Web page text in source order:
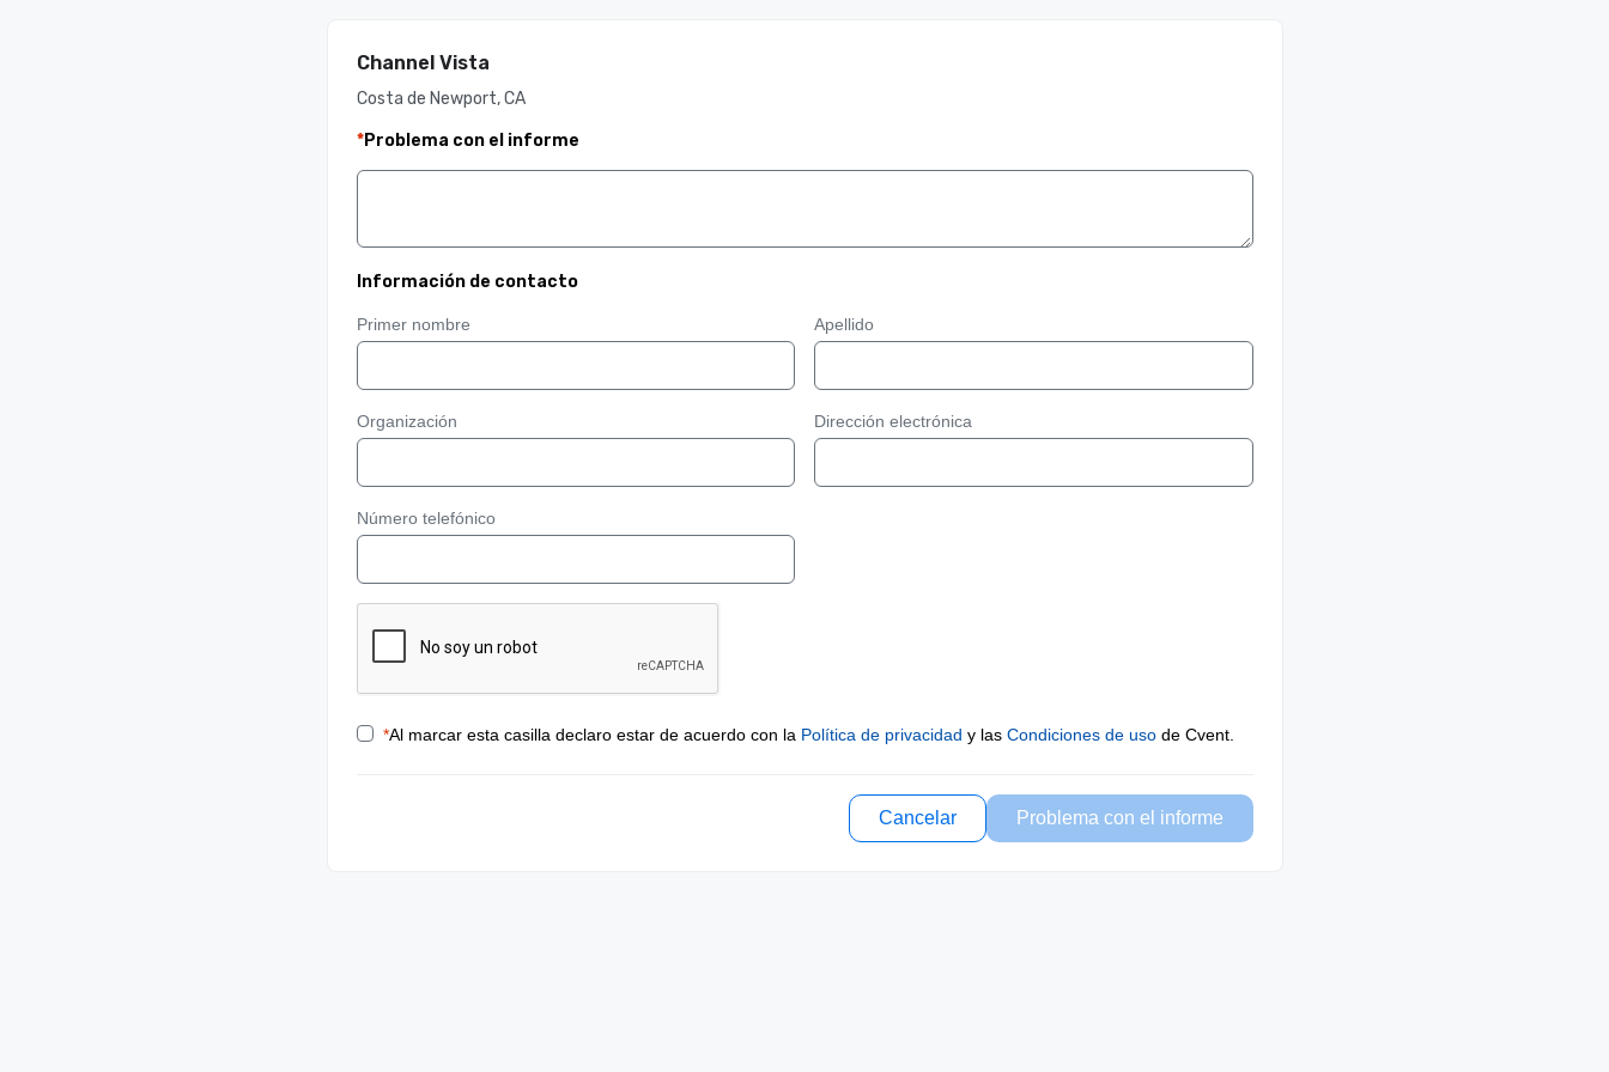
Channel Vista
Costa de Newport, CA
*Problema con el informe
Información de contacto
Primer nombre Apellido
Organización Dirección electrónica
Número telefónico
*Al marcar esta casilla declaro estar de acuerdo con la Política de privacidad y las Condiciones de usode Cvent.
Cancelar Problema con el informe